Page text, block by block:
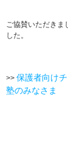
ご協賛いただき
した。
>> 保護者向け
塾のみなさま